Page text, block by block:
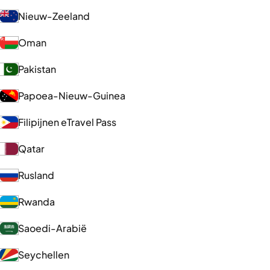
Nieuw-Zeeland
Oman
Pakistan
Papoea-Nieuw-Guinea
Filipijnen eTravel Pass
Qatar
Rusland
Rwanda
Saoedi-Arabië
Seychellen